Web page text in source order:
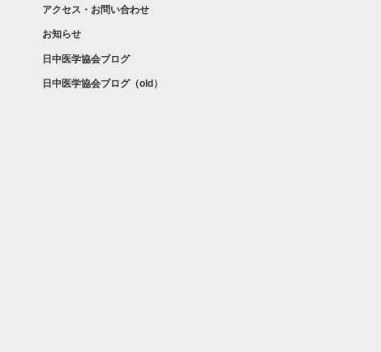
アクセス・お問い合わせ
お知らせ
日中医学協会ブログ
日中医学協会ブログ（old）